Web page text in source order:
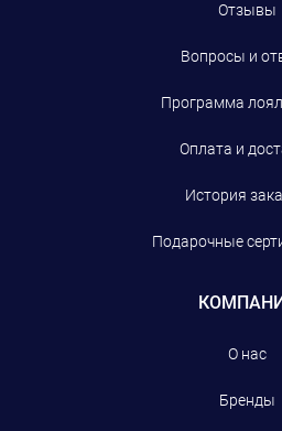
Отзывы
Вопросы и
Программа
Оплата и
История
Подарочные
О нас
Бренды